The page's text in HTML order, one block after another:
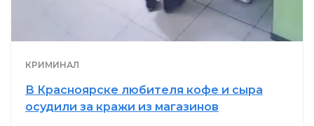
КРИМИНАЛ
В Красноярске любителя кофе и сыра
осудили за кражи из магазинов